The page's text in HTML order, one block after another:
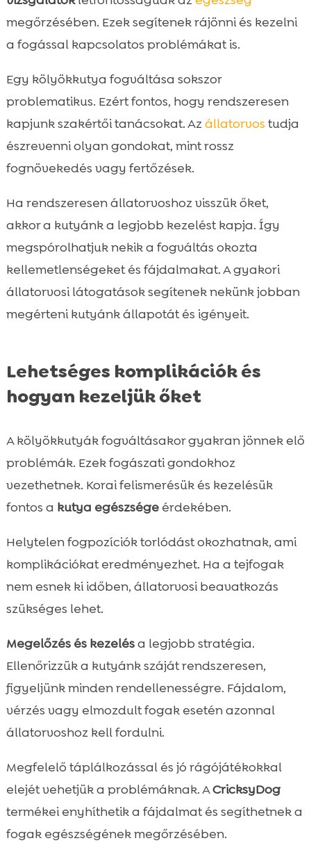
megőrzésében. Ezek segítenek rájönni és kezelni
a fogással kapcsolatos problémákat is.
Egy kölyökkutya fogváltása sokszor
problematikus. Ezért fontos, hogy rendszeresen
kapjunk szakértői tanácsokat. Azállatorvos tudja
észrevenni olyan gondokat, mint rossz
fognövekedés vagy fertőzések.
Ha rendszeresen állatorvoshoz visszük őket,
akkor a kutyánk a legjobb kezelést kapja. Így
megspórolhatjuk nekik a fogváltás okozta
kellemetlenségeket és fájdalmakat. A gyakori
állatorvosi látogatások segítenek nekünk jobban
megérteni kutyánk állapotát és igényeit.
Lehetséges komplikációk és
hogyan kezeljük őket
A kölyökkutyák fogváltásakor gyakran jönnek elő
problémák. Ezek fogászati gondokhoz
vezethetnek. Korai felismerésük és kezelésük
fontos a kutya egészségeérdekében.
Helytelen fogpozíciók torlódást okozhatnak, ami
komplikációkat eredményezhet. Ha a tejfogak
nem esnek ki időben, állatorvosi beavatkozás
szükséges lehet.
Megelőzés és kezelésa legjobb stratégia.
Ellenőrizzük a kutyánk száját rendszeresen,
figyeljünk minden rendellenességre. Fájdalom,
vérzés vagy elmozdult fogak esetén azonnal
állatorvoshoz kell fordulni.
Megfelelő táplálkozással és jó rágójátékokkal
elejét vehetjük a problémáknak. ACricksyDog
termékei enyhíthetik a fájdalmat és segíthetnek a
fogak egészségének megőrzésében.